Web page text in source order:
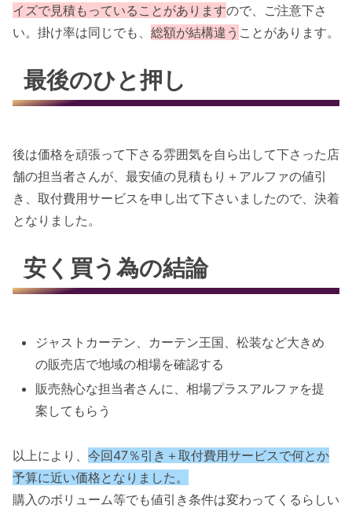
イズで見積もっていることがありますので、ご注意下さ
い。掛け率は同じでも、 総額が結構違う ことがあります。
最後のひと押し
後は価格を頑張って下さる雰囲気を自ら出して下さった店
舗の担当者さんが、最安値の見積もり＋アルファの値引
き、取付費用サービスを申し出て下さいましたので、決着
となりました。
安く買う為の結論
ジャストカーテン、カーテン王国、松装など大きめ
の販売店で地域の相場を確認する
販売熱心な担当者さんに、相場プラスアルファを提
案してもらう
以上により、 今回47％引き＋取付費用サービスで何とか
予算に近い価格となりました。
購入のボリューム等でも値引き条件は変わってくるらしい